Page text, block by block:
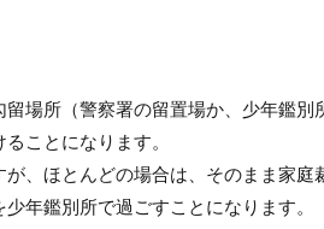
場所（警察署の留置場か、少年鑑別
ことになります。
、ほとんどの場合は、そのまま家庭
年鑑別所で過ごすことになります。